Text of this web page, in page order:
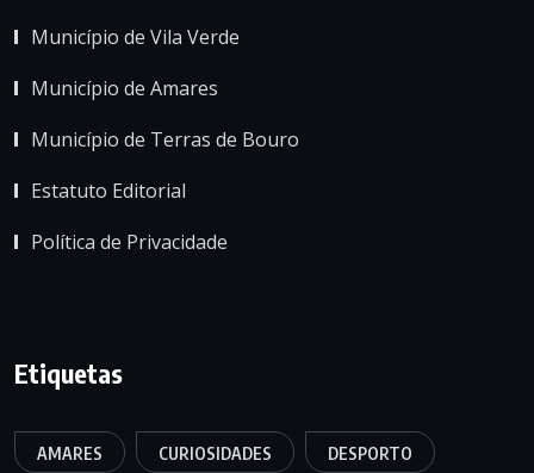
Município de Vila Verde
Município de Amares
Município de Terras de Bouro
Estatuto Editorial
Política de Privacidade
Etiquetas
AMARES CURIOSIDADES DESPORTO